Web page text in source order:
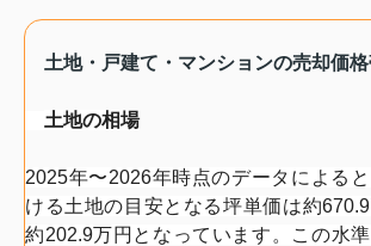
土地・ 戸建て・マンションの売却価
土地の相場
2025年〜2026年時点のデータによると
ける土地の目安となる坪単価は約
約202.9万円となっています。 この水